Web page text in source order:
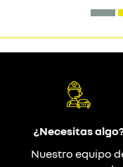
¿Necesitas
Nuestro equipo